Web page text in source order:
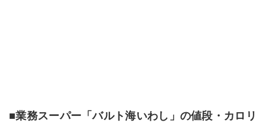
■業務スーパー「バルト海いわし」の値段・カロリ